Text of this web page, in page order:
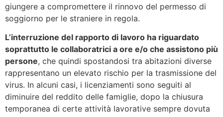
giungere a compromettere il rinnovo del permesso di
soggiorno per le straniere in regola.
L’interruzione del rapporto di lavoro ha riguardato
soprattutto le collaboratrici a ore e/o che assistono più
persone, che quindi spostandosi tra abitazioni diverse
rappresentano un elevato rischio per la trasmissione del
virus. In alcuni casi, i licenziamenti sono seguiti al
diminuire del reddito delle famiglie, dopo la chiusura
temporanea di certe attività lavorative sempre dovuta